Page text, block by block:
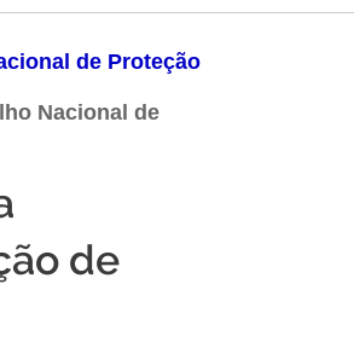
de Proteção
Nacional de
de